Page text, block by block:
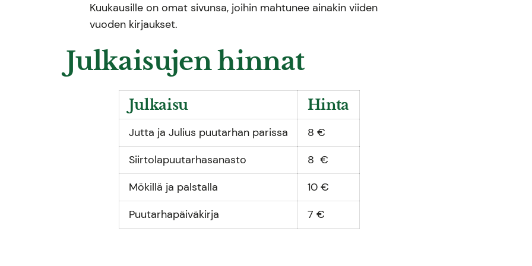
Kuukausille on omat sivunsa, joihin mahtunee ainakin viiden
vuoden kirjaukset.
Julkaisujen hinnat
Julkaisu Hinta
Jutta ja Julius puutarhan parissa
8 €
Siirtolapuutarhasanasto
8 €
Mökillä ja palstalla
10 €
Puutarhapäiväkirja
7 €